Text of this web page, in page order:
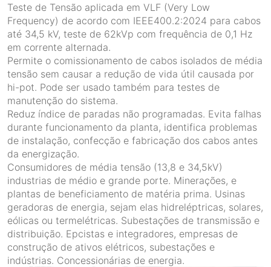
Teste de Tensão aplicada em VLF (Very Low
Frequency) de acordo com IEEE400.2:2024 para cabos
até 34,5 kV, teste de 62kVp com frequência de 0,1 Hz
em corrente alternada.
Permite o comissionamento de cabos isolados de média
tensão sem causar a redução de vida útil causada por
hi-pot. Pode ser usado também para testes de
manutenção do sistema.
Reduz índice de paradas não programadas. Evita falhas
durante funcionamento da planta, identifica problemas
de instalação, confecção e fabricação dos cabos antes
da energização.
Consumidores de média tensão (13,8 e 34,5kV)
industrias de médio e grande porte. Minerações, e
plantas de beneficiamento de matéria prima. Usinas
geradoras de energia, sejam elas hidreléptricas, solares,
eólicas ou termelétricas. Subestações de transmissão e
distribuição. Epcistas e integradores, empresas de
construção de ativos elétricos, subestações e
indústrias. Concessionárias de energia.